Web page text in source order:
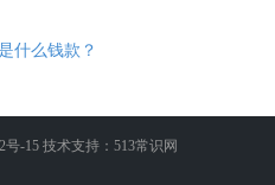
什么钱款？
号-15 技术支持：513常识网